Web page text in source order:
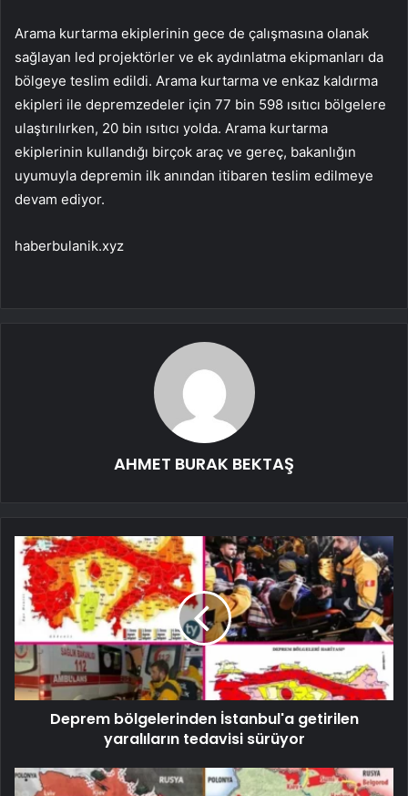
Arama kurtarma ekiplerinin gece de çalışmasına olanak
sağlayan led projektörler ve ek aydınlatma ekipmanları da
bölgeye teslim edildi. Arama kurtarma ve enkaz kaldırma
ekipleri ile depremzedeler için 77 bin 598 ısıtıcı bölgelere
ulaştırılırken, 20 bin ısıtıcı yolda. Arama kurtarma
ekiplerinin kullandığı birçok araç ve gereç, bakanlığın
uyumuyla depremin ilk anından itibaren teslim edilmeye
devam ediyor.
haberbulanik.xyz
AHMET BURAK BEKTAŞ
Deprem bölgelerinden İstanbul'a getirilen
yaralıların tedavisi sürüyor